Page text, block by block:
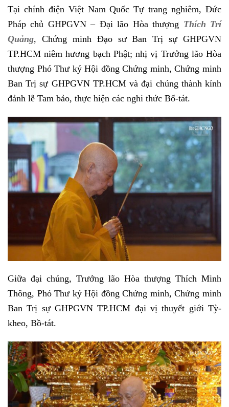
Tại chính điện Việt Nam Quốc Tự trang nghiêm, Đức
Pháp chủ GHPGVN – Đại lão Hòa thượng Thích Trí
Quảng, Chứng minh Đạo sư Ban Trị sự GHPGVN
TP.HCM niêm hương bạch Phật; nhị vị Trưởng lão Hòa
thượng Phó Thư ký Hội đồng Chứng minh, Chứng minh
Ban Trị sự GHPGVN TP.HCM và đại chúng thành kính
đảnh lễ Tam bảo, thực hiện các nghi thức Bố-tát.
Giữa đại chúng, Trưởng lão Hòa thượng Thích Minh
Thông, Phó Thư ký Hội đồng Chứng minh, Chứng minh
Ban Trị sự GHPGVN TP.HCM đại vị thuyết giới Tỳ-
kheo, Bồ-tát.